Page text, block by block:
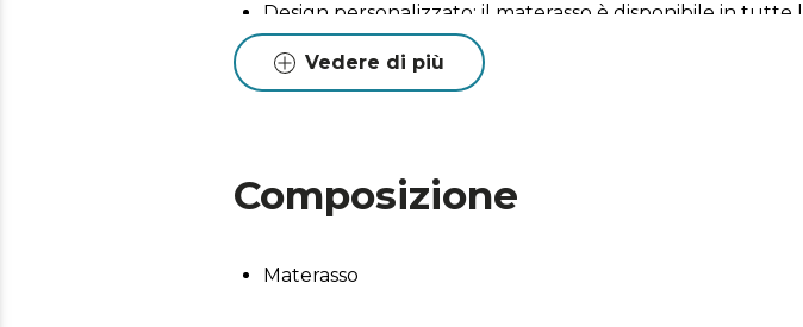
Design personalizzato: il materasso è disponibile in
Vedere di più
Composizione
Materasso